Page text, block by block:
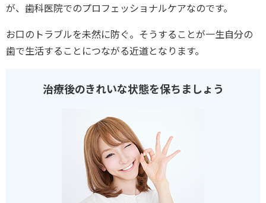
が、歯科医院でのプロフェッショナルケアなのです。
お口のトラブルを未然に防ぐ。そうすることが一生自分の
歯で生活することにつながる近道となります。
治療後のきれいな状態を保ちましょう